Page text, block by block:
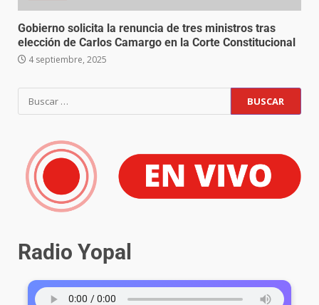
Gobierno solicita la renuncia de tres ministros tras
elección de Carlos Camargo en la Corte Constitucional
4 septiembre, 2025
Radio Yopal